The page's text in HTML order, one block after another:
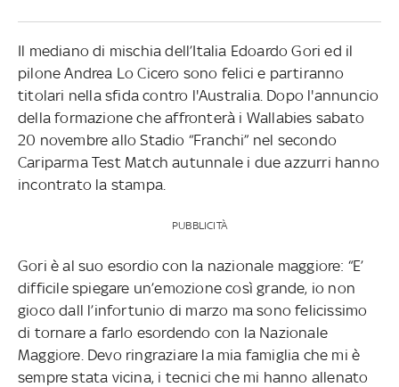
Il mediano di mischia dell’Italia Edoardo Gori ed il
pilone Andrea Lo Cicero sono felici e partiranno
titolari nella sfida contro l'Australia. Dopo l'annuncio
della formazione che affronterà i Wallabies sabato
20 novembre allo Stadio “Franchi” nel secondo
Cariparma Test Match autunnale i due azzurri hanno
incontrato la stampa.
PUBBLICITÀ
Gori è al suo esordio con la nazionale maggiore: “E’
difficile spiegare un’emozione così grande, io non
gioco dall l’infortunio di marzo ma sono felicissimo
di tornare a farlo esordendo con la Nazionale
Maggiore. Devo ringraziare la mia famiglia che mi è
sempre stata vicina, i tecnici che mi hanno allenato